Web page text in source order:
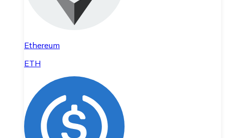
Ethereum
ETH